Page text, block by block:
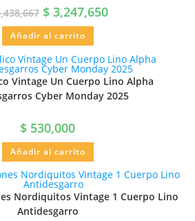
$ 3,247,650
Añadir al carrito
Vintage Un Cuerpo Lino Alpha
Cyber Monday 2025
$ 530,000
Añadir al carrito
Nordiquitos Vintage 1 Cuerpo Lino
Antidesgarro